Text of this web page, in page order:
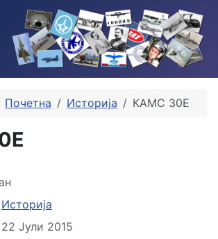
Почетна Историја КАМС 30E
Историја
Јули 2015